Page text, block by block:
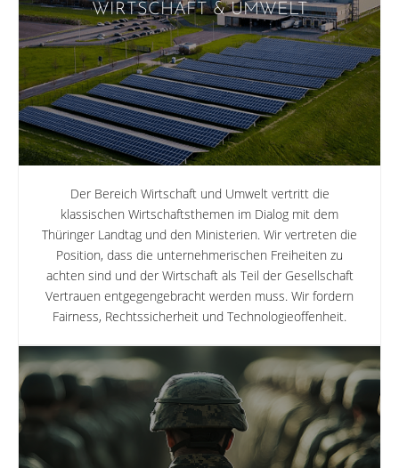
WIRTSCHAFT & UMWELT
Der Bereich Wirtschaft und Umwelt vertritt die
klassischen Wirtschafts­themen im Dialog mit dem
Thüringer Landtag und den Ministerien. Wir vertreten die
Position, dass die unternehmerischen Freiheiten zu
achten sind und der Wirtschaft als Teil der Gesellschaft
Vertrauen entgegen­gebracht werden muss. Wir fordern
Fairness, Rechtssicherheit und Technologieoffenheit.